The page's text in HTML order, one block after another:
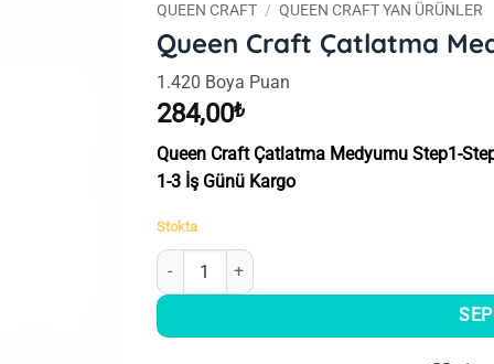
QUEEN CRAFT / QUEEN CRAFT YAN ÜRÜNLER
Queen Craft Çatlatma
1.420 Boya Puan
284,00₺
Queen Craft Çatlatma Medyumu Step1-
1-3 İş Günü Kargo
Stokta
Queen Craft Çatlatma Medyumu Step1-Step2 Set